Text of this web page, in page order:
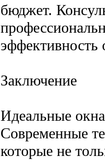
бюджет.
эффективность
Заключение
Идеальные
Современные
которые не